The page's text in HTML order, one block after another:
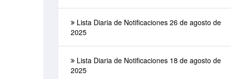
Lista Diaria de Notificaciones 26 de agosto de
2025
Lista Diaria de Notificaciones 18 de agosto de
2025